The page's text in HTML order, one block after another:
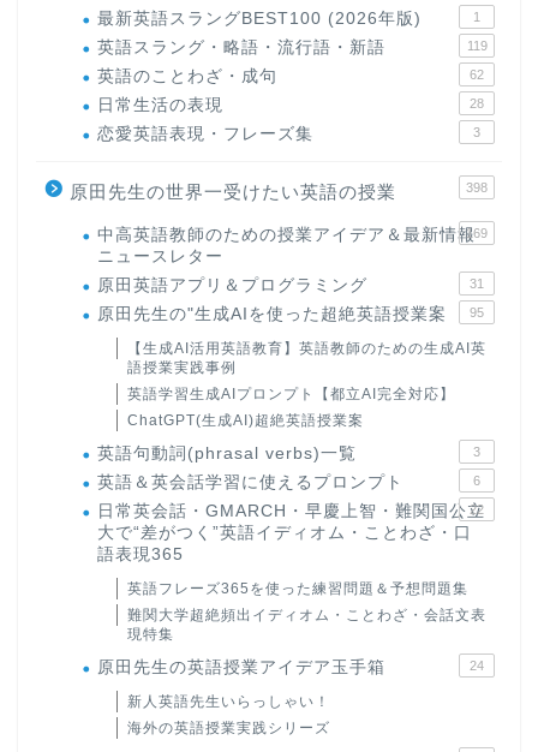
最新英語スラングBEST100 (2026年版) 1
英語スラング・略語・流行語・新語 119
英語のことわざ・成句 62
日常生活の表現 28
恋愛英語表現・フレーズ集 3
原田先生の世界一受けたい英語の授業 398
中高英語教師のための授業アイデア＆最新情報
ニュースレター
169
原田英語アプリ＆プログラミング 31
原田先生の"生成AIを使った超絶英語授業案 95
【生成AI活用英語教育】英語教師のための生成AI英
語授業実践事例
英語学習生成AIプロンプト【都立AI完全対応】
ChatGPT(生成AI)超絶英語授業案
英語句動詞(phrasal verbs)一覧 3
英語＆英会話学習に使えるプロンプト 6
日常英会話・GMARCH・早慶上智・難関国公立
大で“差がつく”英語イディオム・ことわざ・口
語表現365
22
英語フレーズ365を使った練習問題＆予想問題集
難関大学超絶頻出イディオム・ことわざ・会話文表
現特集
原田先生の英語授業アイデア玉手箱 24
新人英語先生いらっしゃい！
海外の英語授業実践シリーズ